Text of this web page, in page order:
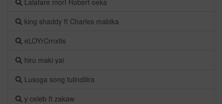
Lalafare morI Robert oeka
king shaddy ft Charles mabika
eLOYrCrnx9s
hiru maki yai
Lusoga song tulindilira
y celeb ft zakaw